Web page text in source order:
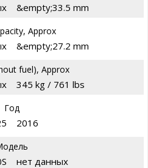
&empty;33.5 mm
Approx
&empty;27.2 mm
fuel), Approx
345 kg / 761 lbs
Год
2016
нет данных